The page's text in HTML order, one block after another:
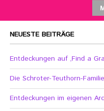
NEUESTE BEITRÄGE
Entdeckungen auf ‚Find a
Die Schroter-Teuthorn-
Entdeckungen im eigenen